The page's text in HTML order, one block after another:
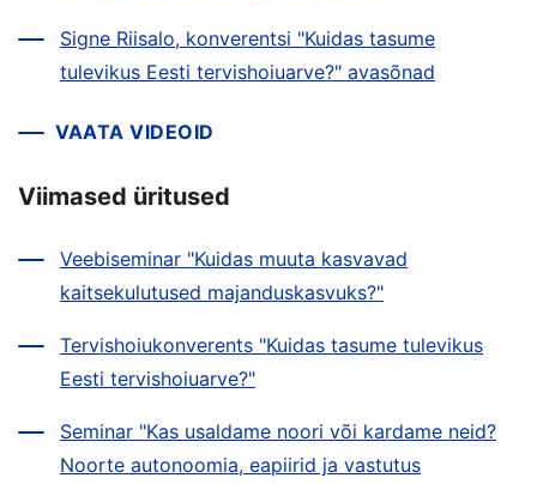
Signe Riisalo, konverentsi "Kuidas tasume
tulevikus Eesti tervishoiuarve?" avasõnad
VAATA VIDEOID
Viimased üritused
Veebiseminar "Kuidas muuta kasvavad
kaitsekulutused majanduskasvuks?"
Tervishoiukonverents "Kuidas tasume tulevikus
Eesti tervishoiuarve?"
Seminar "Kas usaldame noori või kardame neid?
Noorte autonoomia, eapiirid ja vastutus